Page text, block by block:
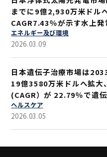
までに9億2,930万米ドルへ
CAGR7.43％が示す水上発
ス機会
エネルギー及び環境
2026.03.09
日本遺伝子治療市場は
19億3580万米ドルへ拡大、
(CAGR）が 22.79％で遺
術の普及進む
ヘルスケア
2026.03.05